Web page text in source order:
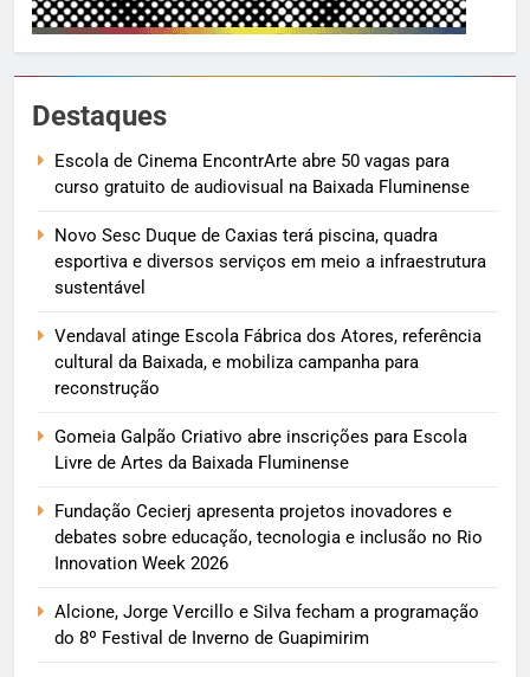
Destaques
Escola de Cinema EncontrArte abre 50 vagas para
curso gratuito de audiovisual na Baixada Fluminense
Novo Sesc Duque de Caxias terá piscina, quadra
esportiva e diversos serviços em meio a infraestrutura
sustentável
Vendaval atinge Escola Fábrica dos Atores, referência
cultural da Baixada, e mobiliza campanha para
reconstrução
Gomeia Galpão Criativo abre inscrições para Escola
Livre de Artes da Baixada Fluminense
Fundação Cecierj apresenta projetos inovadores e
debates sobre educação, tecnologia e inclusão no Rio
Innovation Week 2026
Alcione, Jorge Vercillo e Silva fecham a programação
do 8º Festival de Inverno de Guapimirim